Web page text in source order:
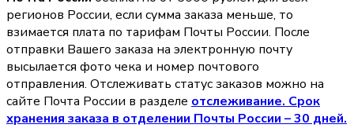
регионов России, если сумма заказа меньше, то
взимается плата по тарифам Почты России. После
отправки Вашего заказа на электронную почту
высылается фото чека и номер почтового
отправления. Отслеживать статус заказов можно на
сайте Почта России в разделе oтслеживание. Срок
хранения заказа в отделении Почты России – 30 дней.